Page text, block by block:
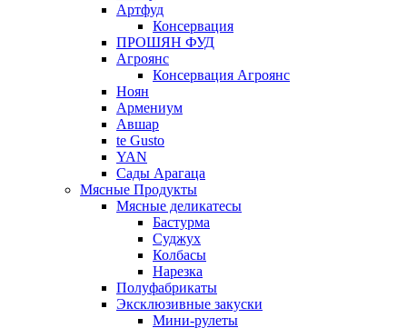
Артфуд
Консервация
ПРОШЯН ФУД
Агроянс
Консервация Агроянс
Ноян
Армениум
Авшар
te Gusto
YAN
Сады Арагаца
Мясные Продукты
Мясные деликатесы
Бастурма
Суджух
Колбасы
Нарезка
Полуфабрикаты
Эксклюзивные закуски
Мини-рулеты